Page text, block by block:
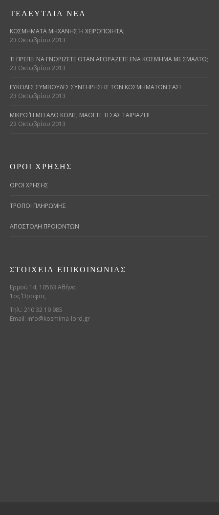
ΤΕΛΕΥΤΑΊΑ ΝΈΑ
ΚΟΣΜΉΜΑΤΑ ΜΗΧΑΝΉΣ Ή ΧΕΙΡΟΠΟΊΗΤΑ;
23 Οκτωβρίου 2013
ΤΙ ΠΡΈΠΕΙ ΝΑ ΓΝΩΡΊΖΕΤΕ ΌΤΑΝ ΑΓΟΡΆΖΕΤΕ ΈΝΑ ΚΌΣΜΗΜΑ ΜΕ ΣΜΆΛΤΟ;
23 Οκτωβρίου 2013
ΕΎΚΟΛΕΣ ΣΥΜΒΟΥΛΈΣ ΣΥΝΤΉΡΗΣΗΣ ΤΩΝ ΚΟΣΜΗΜΆΤΩΝ ΣΑΣ!
23 Οκτωβρίου 2013
ΜΙΚΡΌ Ή ΜΕΓΆΛΟ ΚΟΛΙΈ; ΜΆΘΕΤΕ ΤΙ ΣΑΣ ΤΑΙΡΙΆΖΕΙ!
23 Οκτωβρίου 2013
ΌΡΟΙ ΧΡΉΣΗΣ
ΟΡΟΙ ΧΡΗΣΗΣ
ΤΡΟΠΟΙ ΠΛΗΡΩΜΗΣ
ΑΠΟΣΤΟΛΗ ΠΡΟΙΟΝΤΩΝ
ΣΤΟΙΧΕΊΑ ΕΠΙΚΟΙΝΩΝΊΑΣ
Ερμού 14, 10563 Αθήνα
1ος Όροφος
Τηλ.: 210 32 19 985
Email: info@kosmima-lord.gr